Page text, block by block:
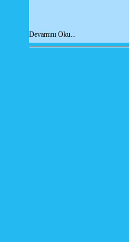
Devamını Oku...